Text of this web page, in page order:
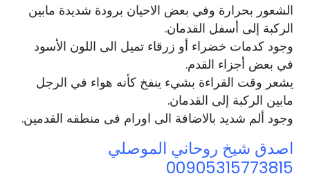
الشعور بحرارة وفي بعض الاحيان برودة شديدة مابين
الركبة إلى أسفل القدمان.
وجود كدمات خضراء أو زرقاء تميل الى اللون الأسود
في بعض أجزاء القدم.
يشعر وقت القراءة بشيء ينفخ كأنه هواء في الرجل
مابين الركبة إلى القدمان.
وجود ألم شديد بالاضافة الى اورام فى منطقه القدمين.
اصدق شيخ روحاني الموصلي
00905315773815